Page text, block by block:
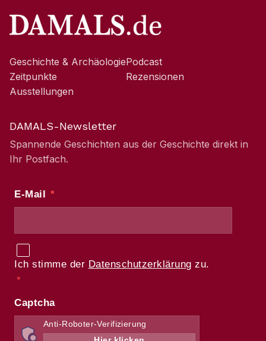
Geschichte & Archäologie
Zeitpunkte
Ausstellungen
Podcast
Rezensionen
DAMALS-Newsletter
Spannende Geschichten aus der Geschichte direkt in
Ihr Postfach.